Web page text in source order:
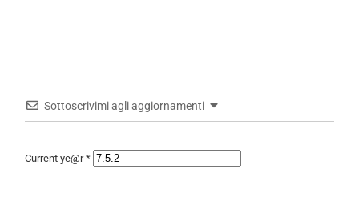
Sottoscrivimi agli aggiornamenti
Current ye@r*